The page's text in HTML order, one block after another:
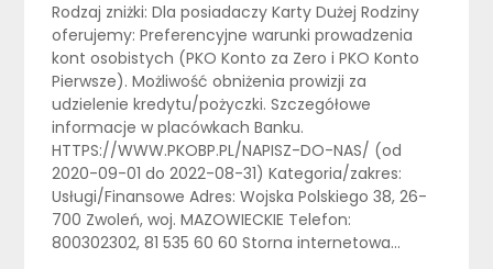
Rodzaj zniżki: Dla posiadaczy Karty Dużej Rodziny
oferujemy: Preferencyjne warunki prowadzenia
kont osobistych (PKO Konto za Zero i PKO Konto
Pierwsze). Możliwość obniżenia prowizji za
udzielenie kredytu/pożyczki. Szczegółowe
informacje w placówkach Banku.
HTTPS://WWW.PKOBP.PL/NAPISZ-DO-NAS/ (od
2020-09-01 do 2022-08-31) Kategoria/zakres:
Usługi/Finansowe Adres: Wojska Polskiego 38, 26-
700 Zwoleń, woj. MAZOWIECKIE Telefon:
800302302, 81 535 60 60 Storna internetowa…